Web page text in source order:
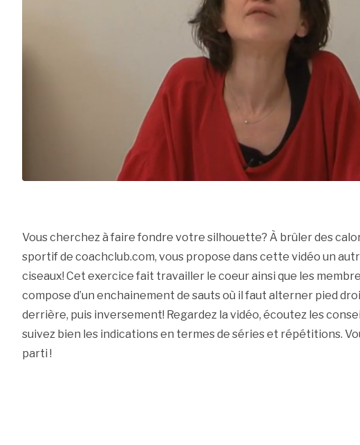
Vous cherchez à faire fondre votre silhouette? À brûler des
sportif de coachclub.com, vous propose dans cette vidéo un
ciseaux! Cet exercice fait travailler le coeur ainsi que les
compose d’un enchainement de sauts où il faut alterner pied
derrière, puis inversement! Regardez la vidéo, écoutez les
suivez bien les indications en termes de séries et répétitions.
parti !